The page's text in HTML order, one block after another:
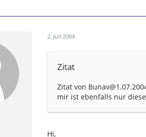
2. Juli 2004
Zitat
Zitat von
mir ist ebenfalls nur
Hi,